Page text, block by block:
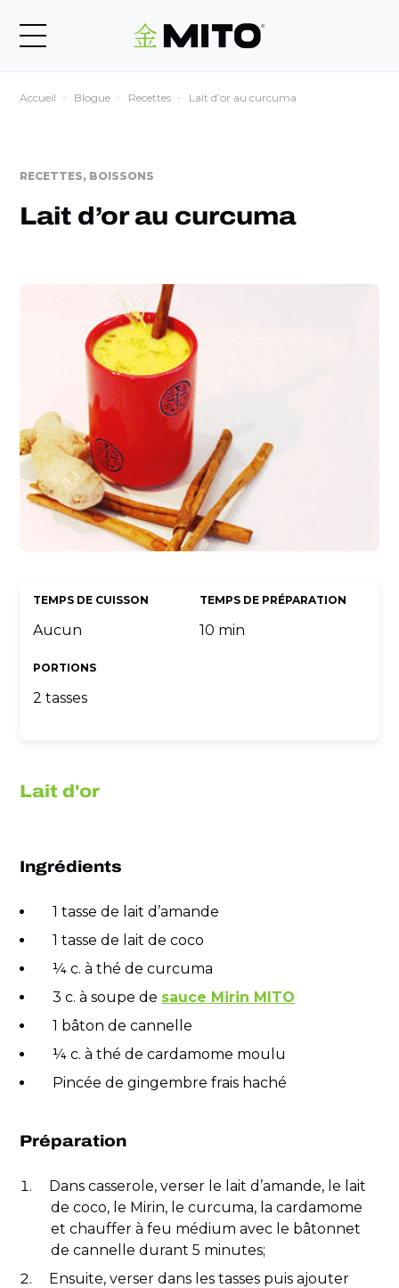
Accueil Blogue Recettes Lait d’or au curcuma
RECETTES, BOISSONS
Lait d’or au curcuma
TEMPS DE CUISSON
Aucun
TEMPS DE PRÉPARATION
10 min
PORTIONS
2 tasses
Lait d'or
Ingrédients
1 tasse de lait d’amande
1 tasse de lait de coco
¼ c. à thé de curcuma
3 c. à soupe de sauce Mirin MITO
1 bâton de cannelle
¼ c. à thé de cardamome moulu
Pincée de gingembre frais haché
Préparation
Dans casserole, verser le lait d’amande, le lait
de coco, le Mirin, le curcuma, la cardamome
et chauffer à feu médium avec le bâtonnet
de cannelle durant 5 minutes;
Ensuite, verser dans les tasses puis ajouter